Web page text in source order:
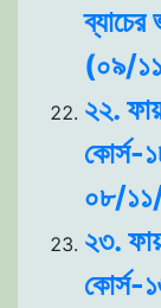
ব্যাচের
(০৯/
২২.
কোর্স-
০৮/
২৩.
কোর্স-